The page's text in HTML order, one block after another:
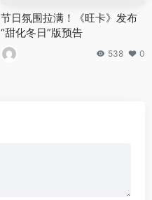
节日氛围拉满！《旺卡》发布
“甜化冬日”版预告
538 0